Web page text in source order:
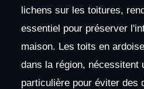
lichens sur les toitures,
essentiel pour préserver
maison. Les toits en
dans la région, nécessitent
particulière pour éviter des